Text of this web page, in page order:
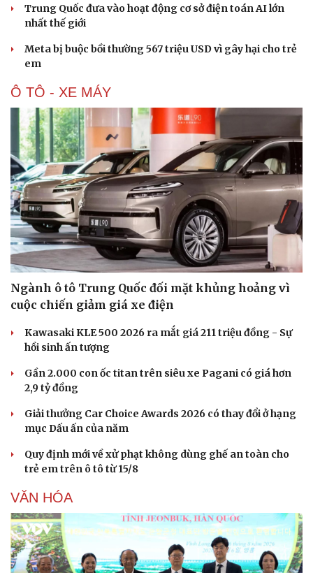
Văn hóa
Sân khấu - Điện ảnh
Văn học
Âm nhạc
Di sản
Giải trí
Nghệ sĩ
Thời trang
Sao Việt
Trung Quốc đưa vào hoạt động cơ sở điện toán AI lớn
nhất thế giới
Meta bị buộc bồi thường 567 triệu USD vì gây hại cho trẻ
em
Ô TÔ - XE MÁY
Ngành ô tô Trung Quốc đối mặt khủng hoảng vì
cuộc chiến giảm giá xe điện
Kawasaki KLE 500 2026 ra mắt giá 211 triệu đồng - Sự
hồi sinh ấn tượng
Gần 2.000 con ốc titan trên siêu xe Pagani có giá hơn
2,9 tỷ đồng
Giải thưởng Car Choice Awards 2026 có thay đổi ở hạng
mục Dấu ấn của năm
Quy định mới về xử phạt không dùng ghế an toàn cho
trẻ em trên ô tô từ 15/8
VĂN HÓA